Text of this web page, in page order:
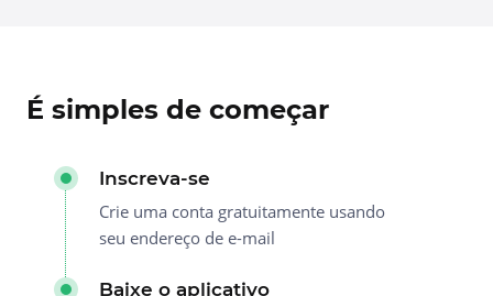
É simples de começar
Inscreva-se
Crie uma conta gratuitamente usando
seu endereço de e-mail
Baixe o aplicativo